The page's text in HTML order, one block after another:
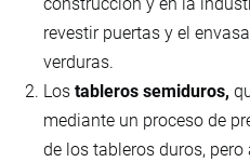
construcción y en la
revestir puertas y el
verduras.
Los tableros semiduros,
mediante un proceso de
de los tableros duros,